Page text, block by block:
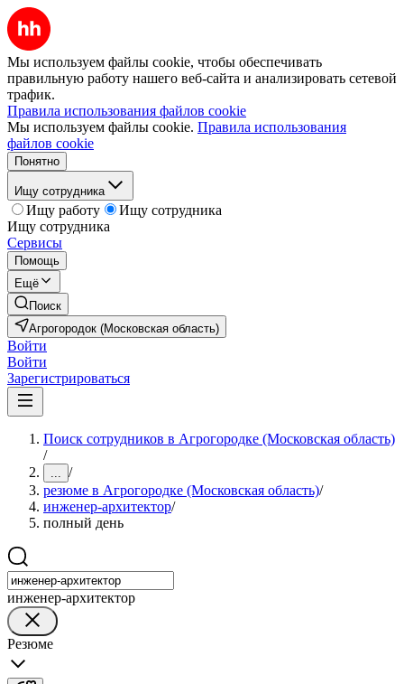
Мы используем файлы cookie, чтобы обеспечивать
правильную работу нашего веб-сайта и анализировать сетевой
трафик.
Правила использования файлов cookie
Мы используем файлы cookie. Правила использования
файлов cookie
Понятно
Ищу сотрудника
Ищу работу
Ищу сотрудника
Ищу сотрудника
Сервисы
Помощь
Ещё
Поиск
Агрогородок (Московская область)
Войти
Войти
Зарегистрироваться
Поиск сотрудников в Агрогородке (Московская область)
/
... /
резюме в Агрогородке (Московская область)/
инженер-архитектор/
полный день
инженер-архитектор
Резюме